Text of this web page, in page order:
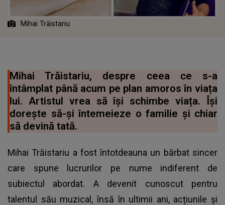
Mihai Trăistariu
Mihai Trăistariu, despre ceea ce s-a
întâmplat până acum pe plan amoros în viața
lui. Artistul vrea să își schimbe viața. Își
dorește să-și întemeieze o familie și chiar
să devină tată.
Mihai Trăistariu a fost întotdeauna un bărbat sincer
care spune lucrurilor pe nume indiferent de
subiectul abordat. A devenit cunoscut pentru
talentul său muzical, însă în ultimii ani, acțiunile și